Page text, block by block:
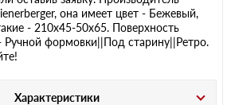
она имеет цвет - Бежевый,
- 210х45-50х65. Поверхность
Ручной формовки||Под старину||Ретро.
Характеристики